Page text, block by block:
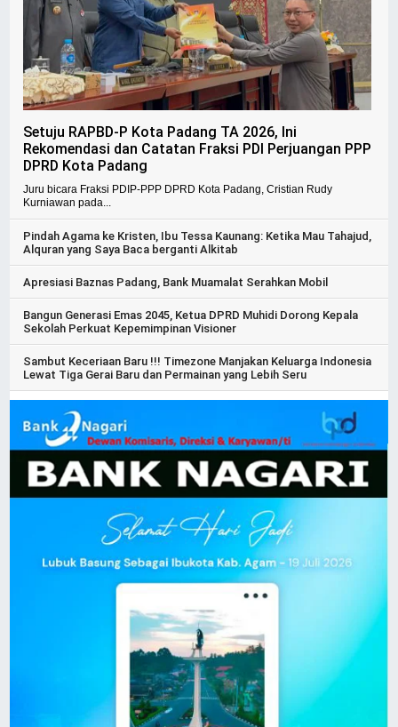
Setuju RAPBD-P Kota Padang TA 2026, Ini
Rekomendasi dan Catatan Fraksi PDI Perjuangan PPP
DPRD Kota Padang
Juru bicara Fraksi PDIP-PPP DPRD Kota Padang, Cristian Rudy
Kurniawan pada...
Pindah Agama ke Kristen, Ibu Tessa Kaunang: Ketika Mau Tahajud,
Alquran yang Saya Baca berganti Alkitab
Apresiasi Baznas Padang, Bank Muamalat Serahkan Mobil
Bangun Generasi Emas 2045, Ketua DPRD Muhidi Dorong Kepala
Sekolah Perkuat Kepemimpinan Visioner
Sambut Keceriaan Baru !!! Timezone Manjakan Keluarga Indonesia
Lewat Tiga Gerai Baru dan Permainan yang Lebih Seru